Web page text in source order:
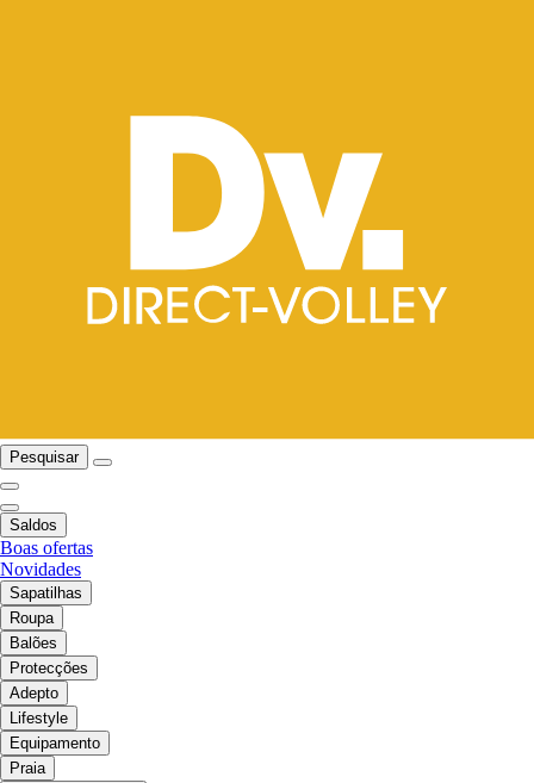
Pesquisar
Saldos
Boas ofertas
Novidades
Sapatilhas
Roupa
Balões
Protecções
Adepto
Lifestyle
Equipamento
Praia